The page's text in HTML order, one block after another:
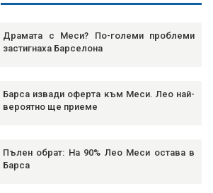
Драмата с Меси? По-големи проблеми
застигнаха Барселона
Барса извади оферта към Меси. Лео най-
вероятно ще приеме
Пълен обрат: На 90% Лео Меси остава в
Барса